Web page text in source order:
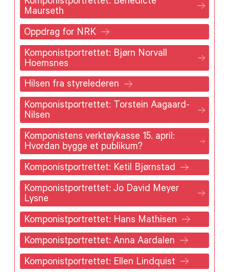
Maurseth
Oppdrag for NRK
Komponistportrettet: Bjørn Norvall
Hoemsnes
Hilsen fra styrelederen
Komponistportrettet: Torstein Aagaard-
Nilsen
Komponistens verktøykasse 15. april:
Hvordan bygge et publikum?
Komponistportrettet: Ketil Bjørnstad
Komponistportrettet: Jo David Meyer
Lysne
Komponistportrettet: Hans Mathisen
Komponistportrettet: Anna Aardalen
Komponistportrettet: Ellen Lindquist